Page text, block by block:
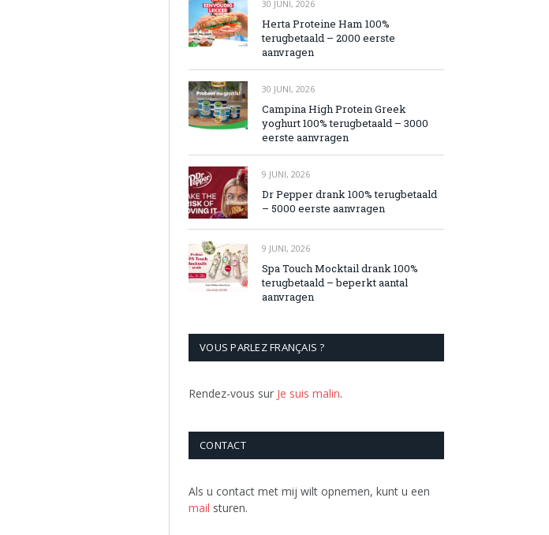
30 JUNI, 2026
Herta Proteine Ham 100%
terugbetaald – 2000 eerste
aanvragen
30 JUNI, 2026
Campina High Protein Greek
yoghurt 100% terugbetaald – 3000
eerste aanvragen
9 JUNI, 2026
Dr Pepper drank 100% terugbetaald
– 5000 eerste aanvragen
9 JUNI, 2026
Spa Touch Mocktail drank 100%
terugbetaald – beperkt aantal
aanvragen
VOUS PARLEZ FRANÇAIS ?
Rendez-vous sur Je suis malin.
CONTACT
Als u contact met mij wilt opnemen, kunt u een
mail sturen.